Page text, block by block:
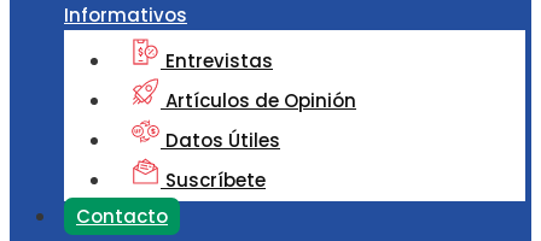
Informativos
Entrevistas
Artículos de Opinión
Datos Útiles
Suscríbete
Contacto